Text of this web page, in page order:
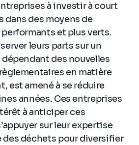
à investir à court
dans des moyens de
et plus verts.
leurs parts sur un
des nouvelles
en matière
est amené à se réduire
années. Ces entreprises
à anticiper ces
sur leur expertise
des déchets pour diversifier